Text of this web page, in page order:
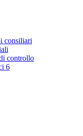
consiliari
controllo
6